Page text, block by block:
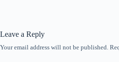
Leave a Reply
Your email address will not be published.